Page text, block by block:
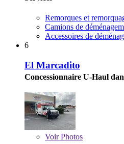
Remorques et
Camions de
Accessoires de
6
El Marcadito
Concessionnaire U-Haul
VoirPhotos